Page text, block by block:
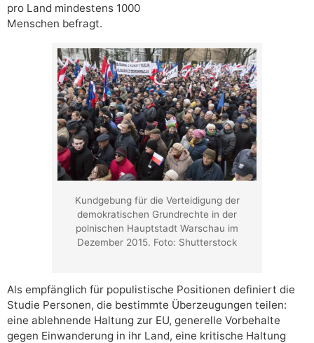
pro Land mindestens 1000
Menschen befragt.
Kundgebung für die Verteidigung der
demokratischen Grundrechte in der
polnischen Hauptstadt Warschau im
Dezember 2015. Foto: Shutterstock
Als empfänglich für populistische Positionen definiert die
Studie Personen, die bestimmte Überzeugungen teilen:
eine ablehnende Haltung zur EU, generelle Vorbehalte
gegen Einwanderung in ihr Land, eine kritische Haltung